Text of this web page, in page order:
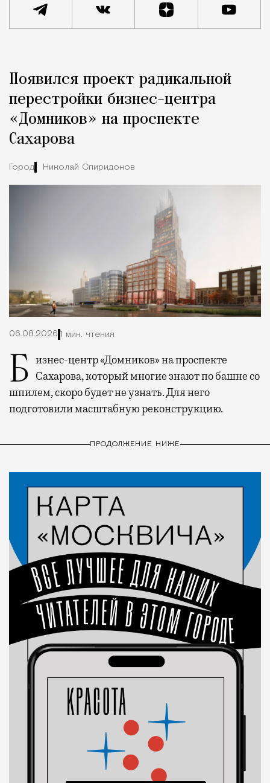
Город
Появился проект радикальной
перестройки бизнес-центра
«Домников» на проспекте
Сахарова
Город Николай Спиридонов
06.08.2026 1 мин. чтения
Бизнес-центр «Домников» на проспекте Сахарова, который многие знают по башне со
шпилем, скоро будет не узнать. Для него
подготовили масштабную реконструкцию.
ПРОДОЛЖЕНИЕ НИЖЕ